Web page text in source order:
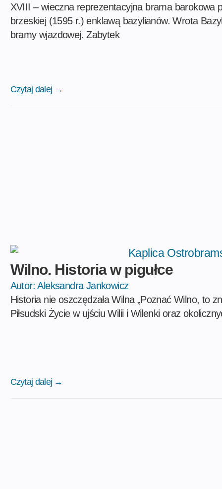
XVIII – wieczna reprezentacyjna brama barokowa
brzeskiej (1595 r.) enklawą bazylianów. Wrota
bramy wjazdowej. Zabytek
Czytaj dalej →
Wilno. Historia w pigułce
Autor: Aleksandra Jankowicz
Historia nie oszczędzała Wilna „Poznać Wilno, to
Piłsudski Życie w ujściu Wilii i Wilenki oraz
Czytaj dalej →